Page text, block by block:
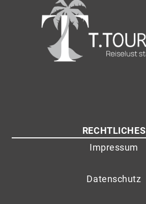
RECHTLICHES
Impressum
Datenschutz